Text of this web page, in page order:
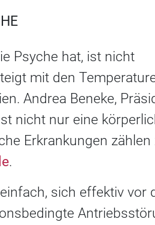
Psyche hat, ist nicht
mit den
Andrea Beneke,
nicht nur eine
Erkrankungen zählen
.
sich effektiv vor